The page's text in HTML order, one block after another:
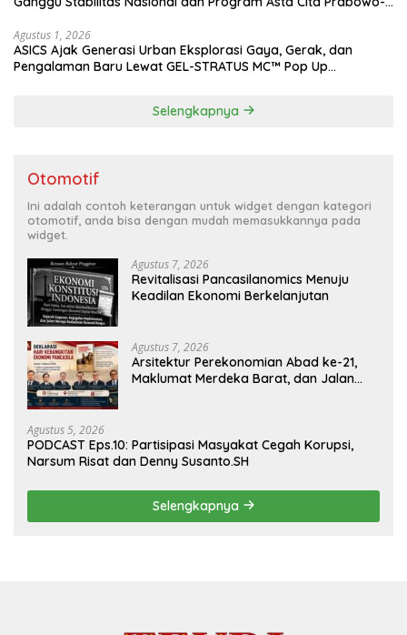
Agustus 1, 2026
ASICS Ajak Generasi Urban Eksplorasi Gaya, Gerak, dan
Pengalaman Baru Lewat GEL-STRATUS MC™ Pop Up
Selengkapnya
Otomotif
Ini adalah contoh keterangan untuk widget dengan kategori
otomotif, anda bisa dengan mudah memasukkannya pada
widget.
Agustus 7, 2026
Revitalisasi Pancasilanomics Menuju
Keadilan Ekonomi Berkelanjutan
Agustus 7, 2026
Arsitektur Perekonomian Abad ke-21,
Maklumat Merdeka Barat, dan Jalan
Agustus 5, 2026
PODCAST Eps.10: Partisipasi Masyakat Cegah Korupsi,
Narsum Risat dan Denny Susanto.SH
Selengkapnya